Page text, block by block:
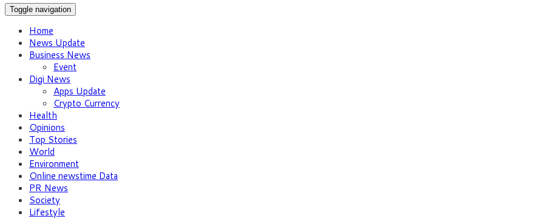
Toggle navigation
Home
News Update
Business News
Event
Digi News
Apps Update
Crypto Currency
Health
Opinions
Top Stories
World
Environment
Online newstime Data
PR News
Society
Lifestyle